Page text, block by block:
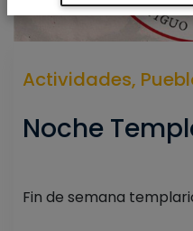
Actividades,
Noche
Fin de semana